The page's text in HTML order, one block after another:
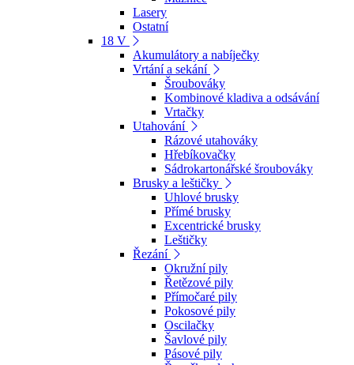
Lasery
Ostatní
18 V
Akumulátory a nabíječky
Vrtání a sekání
Šroubováky
Kombinové kladiva a odsávání
Vrtačky
Utahování
Rázové utahováky
Hřebíkovačky
Sádrokartonářské šroubováky
Brusky a leštičky
Uhlové brusky
Přímé brusky
Excentrické brusky
Leštičky
Řezání
Okružní pily
Řetězové pily
Přímočaré pily
Pokosové pily
Oscilačky
Šavlové pily
Pásové pily